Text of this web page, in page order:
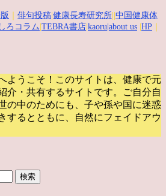
俳句投稿 健康長寿研究所 中国健康体
ろコラム TEBRA書店 kaoru |about us HP
ようこそ！このサイトは、健康で元
介・共有するサイトです。
ご自分自
の中のためにも、子や孫や国に迷惑
するとともに、自然にフェイドアウ